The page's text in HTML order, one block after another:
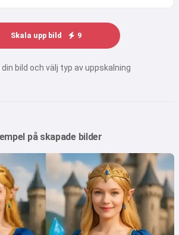
Skala upp bild 9
din bild och välj typ av uppskalning
på skapade bilder